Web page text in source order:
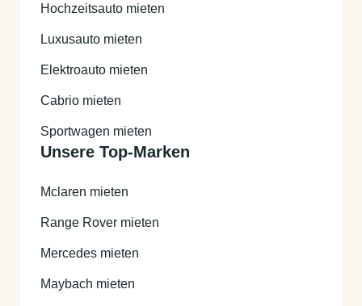
Hochzeitsauto mieten
Luxusauto mieten
Elektroauto mieten
Cabrio mieten
Sportwagen mieten
Unsere Top-Marken
Mclaren mieten
Range Rover mieten
Mercedes mieten
Maybach mieten